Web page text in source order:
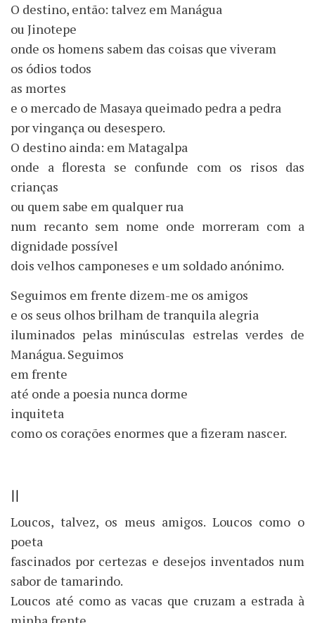
O destino, então: talvez em Manágua
ou Jinotepe
onde os homens sabem das coisas que viveram
os ódios todos
as mortes
e o mercado de Masaya queimado pedra a pedra
por vingança ou desespero.
O destino ainda: em Matagalpa
onde a floresta se confunde com os risos das
crianças
ou quem sabe em qualquer rua
num recanto sem nome onde morreram com a
dignidade possível
dois velhos camponeses e um soldado anónimo.
Seguimos em frente dizem-me os amigos
e os seus olhos brilham de tranquila alegria
iluminados pelas minúsculas estrelas verdes de
Manágua. Seguimos
em frente
até onde a poesia nunca dorme
inquiteta
como os corações enormes que a fizeram nascer.
II
Loucos, talvez, os meus amigos. Loucos como o
poeta
fascinados por certezas e desejos inventados num
sabor de tamarindo.
Loucos até como as vacas que cruzam a estrada à